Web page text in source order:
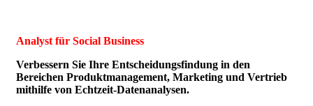
Analyst für Social Business
Verbessern Sie Ihre Entscheidungsfindung in den
Bereichen Produktmanagement, Marketing und Vertrieb
mithilfe von Echtzeit-Datenanalysen.